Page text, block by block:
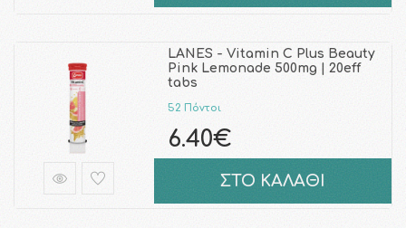
LANES - Vitamin C Plus Beauty
Pink Lemonade 500mg | 20eff
tabs
52 Πόντοι
6.40€
ΣΤΟ ΚΑΛΑΘΙ